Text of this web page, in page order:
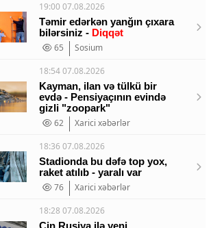
СМИ: В Химках на
полицейскую
машину напали и
подожгли.
19:00 07.08.2026
Təmir edərkən yanğın çıxara
bilərsiniz - Diqqət
65
Sosium
18:54 07.08.2026
Kayman, ilan və tülkü bir
evdə - Pensiyaçının evində
gizli "zoopark"
62
Xarici xəbərlər
18:36 07.08.2026
Stadionda bu dəfə top yox,
raket atılıb - yaralı var
76
Xarici xəbərlər
18:28 07.08.2026
Çin Rusiya ilə yeni